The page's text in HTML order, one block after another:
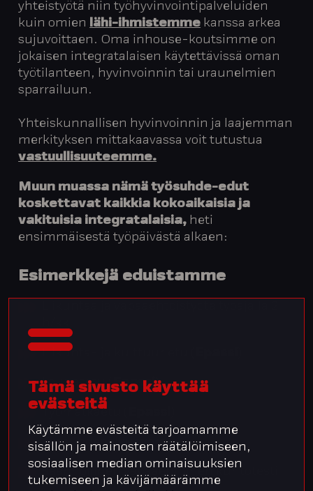
Tämä sivusto käyttää
evästeitä
Käytämme evästeitä tarjoamamme
sisällön ja mainosten räätälöimiseen,
sosiaalisen median ominaisuuksien
tukemiseen ja kävijämäärämme
yhteistyötä niin työhyvinvointipalveluiden
kuin omien
lähi-ihmistemme kanssa arkea
sujuvoittaen. Oma inhouse-koutsimme on
jokaisen integratalaisen käytettävissä oman
työtilanteen, hyvinvoinnin tai uraunelmien
sparrailuun.
Yhteiskunnallisen hyvinvoinnin ja laajemman
merkityksen mittakaavassa voit tutustua
vastuullisuuteemme.
Muun muassa nämä työsuhde-edut
koskettavat kaikkia kokoaikaisia ja
vakituisia integratalaisia, heti
ensimmäisestä työpäivästä alkaen:
Esimerkkejä eduistamme
Liikunta- ja kulttuurietu (
Lounasetu (Epassi)
Työsuhdepolkupyörä
Säännöllinen vapaaehtoinen kuntotesti